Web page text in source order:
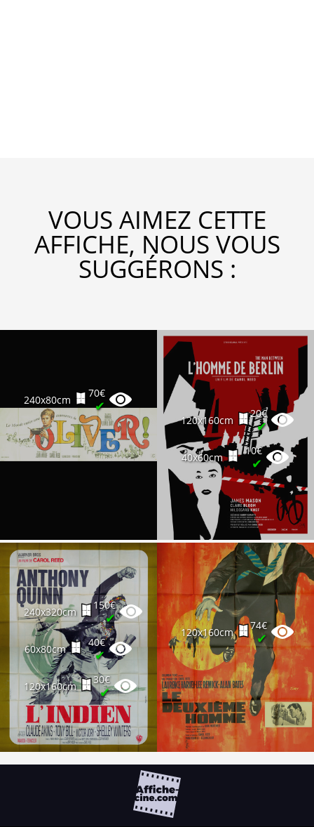
VOUS AIMEZ CETTE
AFFICHE, NOUS VOUS
SUGGÉRONS :
240x80cm
70€
✔
120x160cm
20€
✔
40x60cm
10€
✔
240x320cm
150€
✔
60x80cm
40€
✔
120x160cm
30€
✔
120x160cm
74€
✔